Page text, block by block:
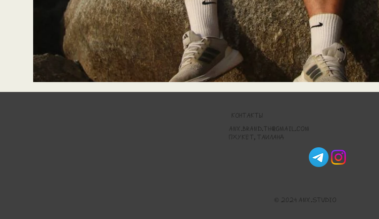
КОНТАКТЫ
anx.brand.th@gmail.com
Пхукет, Таиланд
© 2024 ANX.studio